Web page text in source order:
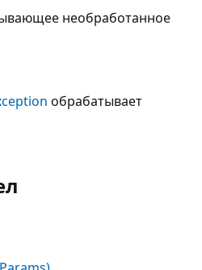
необработанное
обрабатывает